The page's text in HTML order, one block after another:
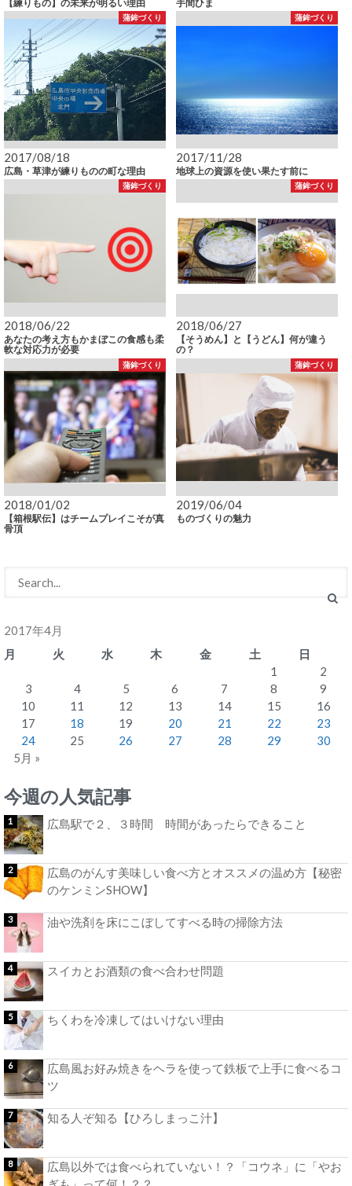
【練りもの】の未来が明るい理由 手間ひま
蒲鉾づくり
2017/08/18
広島・草津が練りものの町な理由
蒲鉾づくり
2017/11/28
地球上の資源を使い果たす前に
蒲鉾づくり
2018/06/22
あなたの考え方もかまぼこの食感も柔
軟な対応力が必要
蒲鉾づくり
2018/06/27
【そうめん】と【うどん】何が違う
の？
蒲鉾づくり
2018/01/02
【箱根駅伝】はチームプレイこそが真
骨頂
蒲鉾づくり
2019/06/04
ものづくりの魅力
2017年4月
月
火 水 木 金 土
日
1
2
3
4 5 6 7 8
9
10
11 12 13 14 15
16
17
18 19 20 21 22
23
24
25 26 27 28 29
30
5月 »
今週の人気記事
広島駅で２、３時間 時間があったらできること
広島のがんす美味しい食べ方とオススメの温め方【秘密
のケンミンSHOW】
油や洗剤を床にこぼしてすべる時の掃除方法
スイカとお酒類の食べ合わせ問題
ちくわを冷凍してはいけない理由
広島風お好み焼きをヘラを使って鉄板で上手に食べるコ
ツ
知る人ぞ知る【ひろしまっこ汁】
広島以外では食べられていない！？「コウネ」に「やお